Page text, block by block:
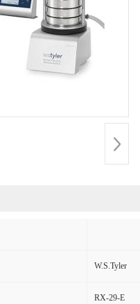
W.S.Tyler
RX-29-E